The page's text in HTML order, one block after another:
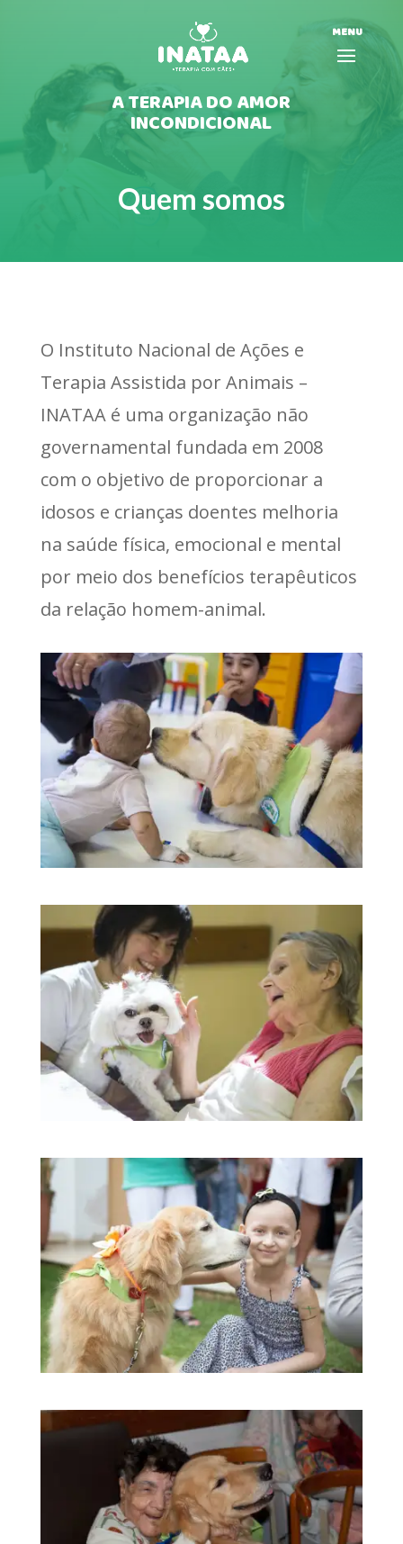
A TERAPIA DO AMOR
INCONDICIONAL
MENU
Quem somos
O Instituto Nacional de Ações e
Terapia Assistida por Animais –
INATAA é uma organização não
governamental fundada em 2008
com o objetivo de proporcionar a
idosos e crianças doentes melhoria
na saúde física, emocional e mental
por meio dos benefícios terapêuticos
da relação homem-animal.